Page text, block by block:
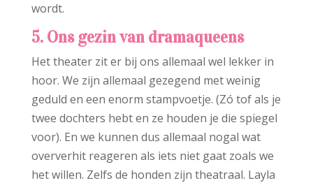
wordt.
5. Ons gezin van dramaqueens
Het theater zit er bij ons allemaal wel lekker in
hoor. We zijn allemaal gezegend met weinig
geduld en een enorm stampvoetje. (Zó tof als je
twee dochters hebt en ze houden je die spiegel
voor). En we kunnen dus allemaal nogal wat
oververhit reageren als iets niet gaat zoals we
het willen. Zelfs de honden zijn theatraal. Layla